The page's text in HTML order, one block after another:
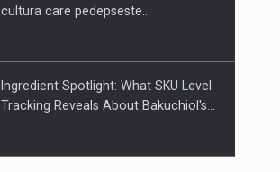
cultura care pedepseste…
Ingredient Spotlight: What SKU Level
Tracking Reveals About Bakuchiol's…